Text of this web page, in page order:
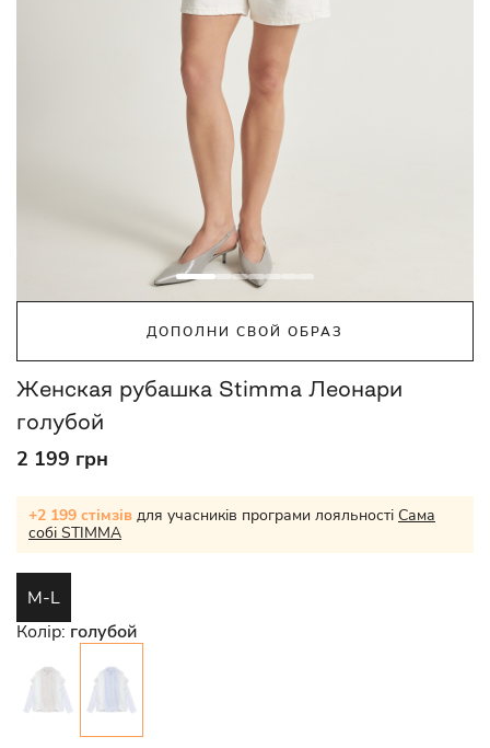
ДОПОЛНИ СВОЙ ОБРАЗ
Женская рубашка Stimma Леонари
голубой
2 199 грн
+2 199 стімзів для учасників програми лояльності Сама
собі STIMMA
M-L
Колір: голубой